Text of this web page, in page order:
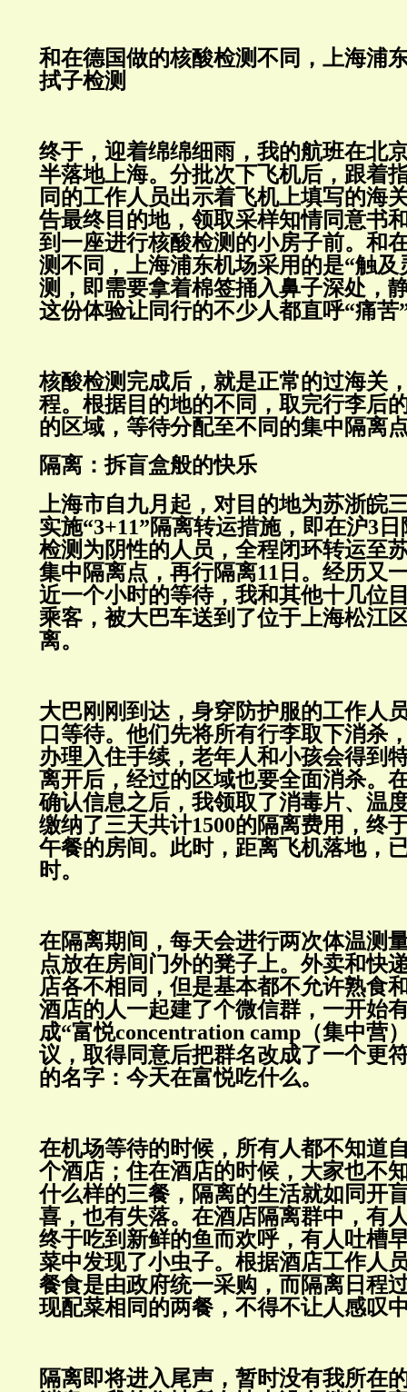
和在德国做的核酸检测不同，上海浦
拭子检测
终于，迎着绵绵细雨，我的航班在北
半落地上海。分批次下飞机后，跟着
同的工作人员出示着飞机上填写的海
告最终目的地，领取采样知情同意书
到一座进行核酸检测的小房子前。和
测不同，上海浦东机场采用的是“触及
测，即需要拿着棉签捅入鼻子深处，
这份体验让同行的不少人都直呼“痛苦
核酸检测完成后，就是正常的过海关
程。根据目的地的不同，取完行李后
的区域，等待分配至不同的集中隔离
隔离：拆盲盒般的快乐
上海市自九月起，对目的地为苏浙皖
实施“3+11”隔离转运措施，即在沪3
检测为阴性的人员，全程闭环转运至
集中隔离点，再行隔离11日。经历又
近一个小时的等待，我和其他十几位
乘客，被大巴车送到了位于上海松江
离。
大巴刚刚到达，身穿防护服的工作人
口等待。他们先将所有行李取下消杀
办理入住手续，老年人和小孩会得到
离开后，经过的区域也要全面消杀。
确认信息之后，我领取了消毒片、温
缴纳了三天共计1500的隔离费用，终
午餐的房间。此时，距离飞机落地，
时。
在隔离期间，每天会进行两次体温测
点放在房间门外的凳子上。外卖和快
店各不相同，但是基本都不允许熟食
酒店的人一起建了个微信群，一开始
成“富悦concentration camp（集中营
议，取得同意后把群名改成了一个更
的名字：今天在富悦吃什么。
在机场等待的时候，所有人都不知道
个酒店；住在酒店的时候，大家也不
什么样的三餐，隔离的生活就如同开
喜，也有失落。在酒店隔离群中，有
终于吃到新鲜的鱼而欢呼，有人吐槽
菜中发现了小虫子。根据酒店工作人
餐食是由政府统一采购，而隔离日程
现配菜相同的两餐，不得不让人感叹
隔离即将进入尾声，暂时没有我所在